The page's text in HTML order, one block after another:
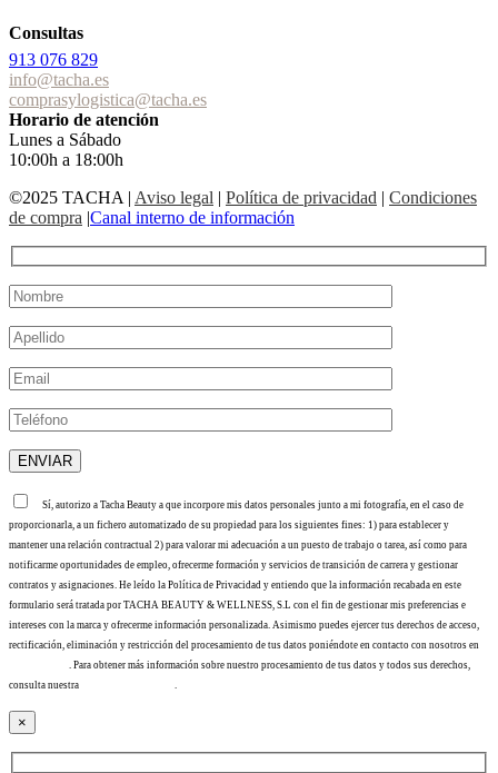
Consultas
913 076 829
info@tacha.es
comprasylogistica@tacha.es
Horario de atención
Lunes a Sábado
10:00h a 18:00h
©2025 TACHA | Aviso legal | Política de privacidad | Condiciones
de compra |Canal interno de información
Sí, autorizo a Tacha Beauty a que incorpore mis datos personales junto a mi fotografía, en el caso de
proporcionarla, a un fichero automatizado de su propiedad para los siguientes fines: 1) para establecer y
mantener una relación contractual 2) para valorar mi adecuación a un puesto de trabajo o tarea, así como para
notificarme oportunidades de empleo, ofrecerme formación y servicios de transición de carrera y gestionar
contratos y asignaciones. He leído la Política de Privacidad y entiendo que la información recabada en este
formulario será tratada por TACHA BEAUTY & WELLNESS, S.L con el fin de gestionar mis preferencias e
intereses con la marca y ofrecerme información personalizada. Asimismo puedes ejercer tus derechos de acceso,
rectificación, eliminación y restricción del procesamiento de tus datos poniéndote en contacto con nosotros en
. Para obtener más información sobre nuestro procesamiento de tus datos y todos sus derechos,
consulta nuestra
.
×